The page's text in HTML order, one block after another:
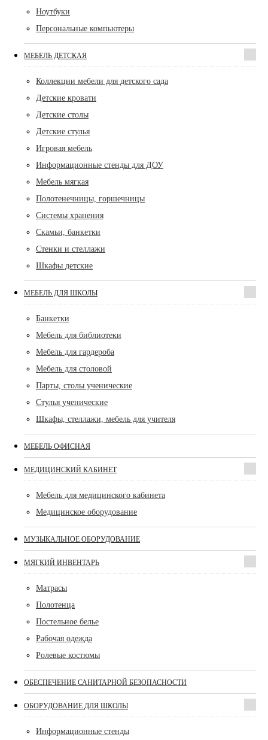
Ноутбуки
Персональные компьютеры
МЕБЕЛЬ ДЕТСКАЯ
Коллекции мебели для детского сада
Детские кровати
Детские столы
Детские стулья
Игровая мебель
Информационные стенды для ДОУ
Мебель мягкая
Полотенечницы, горшечницы
Системы хранения
Скамьи, банкетки
Стенки и стеллажи
Шкафы детские
МЕБЕЛЬ ДЛЯ ШКОЛЫ
Банкетки
Мебель для библиотеки
Мебель для гардероба
Мебель для столовой
Парты, столы ученические
Стулья ученические
Шкафы, стеллажи, мебель для учителя
МЕБЕЛЬ ОФИСНАЯ
МЕДИЦИНСКИЙ КАБИНЕТ
Мебель для медицинского кабинета
Медицинское оборудование
МУЗЫКАЛЬНОЕ ОБОРУДОВАНИЕ
МЯГКИЙ ИНВЕНТАРЬ
Матрасы
Полотенца
Постельное белье
Рабочая одежда
Ролевые костюмы
ОБЕСПЕЧЕНИЕ САНИТАРНОЙ БЕЗОПАСНОСТИ
ОБОРУДОВАНИЕ ДЛЯ ШКОЛЫ
Информационные стенды